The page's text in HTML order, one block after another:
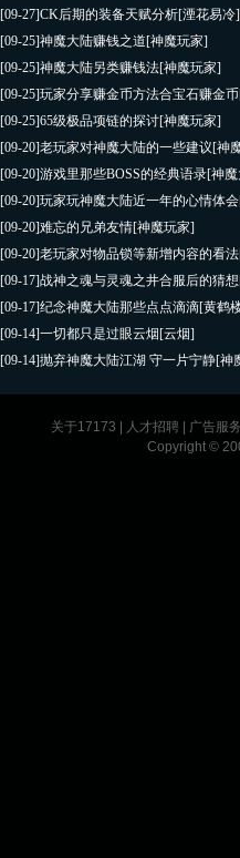
[09-27]CK后期的装备天赋分析[湮花易冷]
[09-25]神魔大陆赚钱之道[神魔玩家]
[09-25]神魔大陆另类赚钱法[神魔玩家]
[09-25]玩家分享赚金币方法合宝石赚金币
[09-25]65级极品项链的探讨[神魔玩家]
[09-20]老玩家对神魔大陆的一些建议[神
[09-20]游戏里那些BOSS的经典语录[神
[09-20]玩家玩神魔大陆近一年的心情体会
[09-20]难忘的兄弟友情[神魔玩家]
[09-20]老玩家对物品锁等新增内容的看法
[09-17]战神之魂与灵魂之井合服后的猜想
[09-17]纪念神魔大陆那些点点滴滴[黄鹤
[09-14]一切都只是过眼云烟 [云烟]
[09-14]抛弃神魔大陆江湖 守一片宁静[神
关于17173 人才招聘
广告服
Copyright ©